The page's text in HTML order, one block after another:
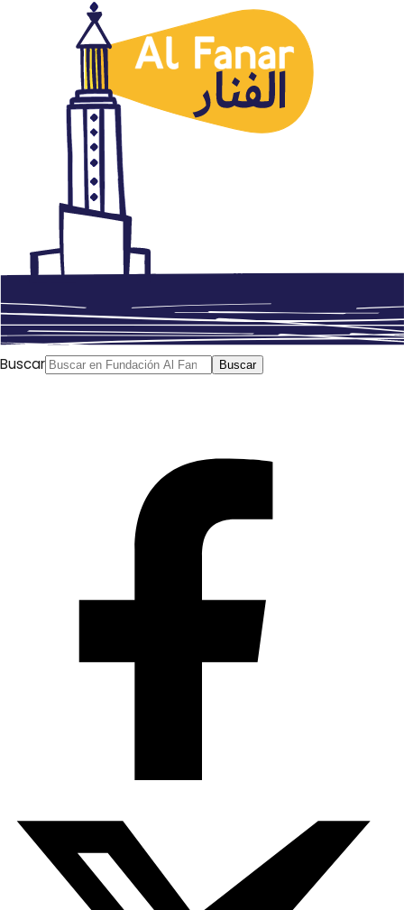
Buscar Buscar
La metamorfosis de Emel
Mazlúzi
mayo 4, 2015 Autor: AlFanar
Honrando el escenario del Festival 3alganoob y
cautivando a la audiencia que se encontraba en el gran y
ventoso desierto al lado de las aguas poco profundas de
la bahía de Soma Bay, solo estaba la cantante de folk y